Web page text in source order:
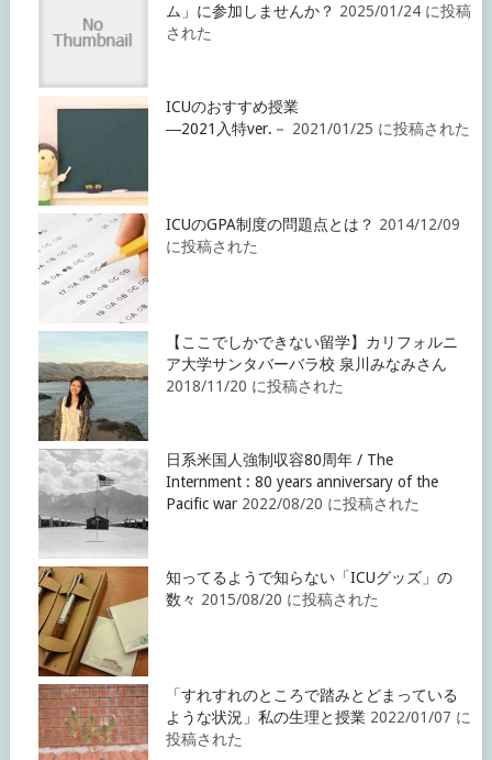
ム」に参加しませんか？ 2025/01/24 に投稿
された
ICUのおすすめ授業
―2021入特ver.－ 2021/01/25 に投稿された
ICUのGPA制度の問題点とは？ 2014/12/09
に投稿された
【ここでしかできない留学】カリフォルニ
ア大学サンタバーバラ校 泉川みなみさん
2018/11/20 に投稿された
日系米国人強制収容80周年 / The
Internment : 80 years anniversary of the
Pacific war 2022/08/20 に投稿された
知ってるようで知らない「ICUグッズ」の
数々 2015/08/20 に投稿された
「すれすれのところで踏みとどまっている
ような状況」私の生理と授業 2022/01/07 に
投稿された